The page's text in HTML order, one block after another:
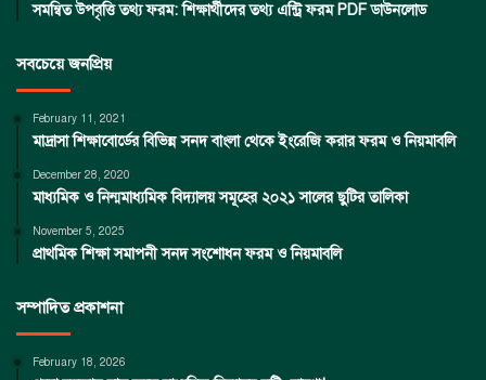
সমন্বিত উপবৃত্তি তথ্য ফরম: শিক্ষার্থীদের তথ্য এন্ট্রি ফরম PDF ডাউনলোড
সবচেয়ে জনপ্রিয়
February 11, 2021
মাদ্রাসা শিক্ষাবোর্ডের বিভিন্ন সনদ বাংলা থেকে ইংরেজি করার ফরম ও নিয়মাবলি
December 28, 2020
মাধ্যমিক ও নিন্মমাধ্যমিক বিদ্যালয় সমূহের ২০২১ সালের ছুটির তালিকা
November 5, 2025
প্রাথমিক শিক্ষা সমাপনী সনদ সংশোধন ফরম ও নিয়মাবলি
সম্পাদিত প্রকাশনা
February 18, 2026